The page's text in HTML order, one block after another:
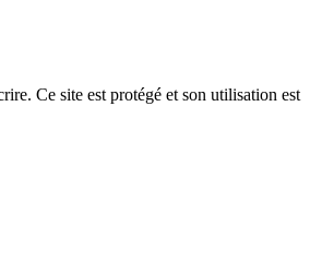
Ce site est protégé et son utilisation est